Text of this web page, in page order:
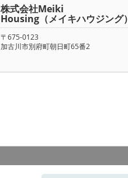
株式会社Meiki
Housing（メイキハウジング）
〒675-0123
加古川市別府町朝日町65番2